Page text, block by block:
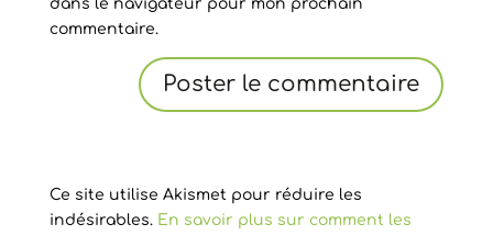
dans le navigateur pour mon prochain
commentaire.
Ce site utilise Akismet pour réduire les
indésirables. En savoir plus sur comment les